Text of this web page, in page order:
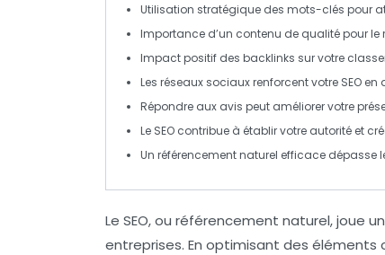
Utilisation stratégique des mots-clés pour
Importance d’un contenu de qualitépour le
Impact positif des backlinks sur votre
Les réseaux sociauxrenforcent votre SEO en
Répondre aux avis peut améliorer votre
Le SEO contribue à établir votre autorité et
Un référencement naturel efficace dépasse
Le SEO, ou référencement naturel, joue un
entreprises. En optimisant des éléments